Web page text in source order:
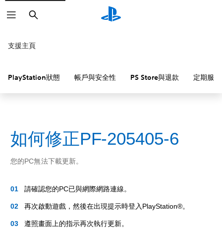
搜
尋
支援主頁
PlayStation狀態 帳戶與安全性 PS Store與退款 定期服務
如何修正PF-205405-6
您的PC無法下載更新。
請確認您的PC已與網際網路連線。
再次啟動遊戲，然後在出現提示時登入PlayStation®。
遵照畫面上的指示再次執行更新。